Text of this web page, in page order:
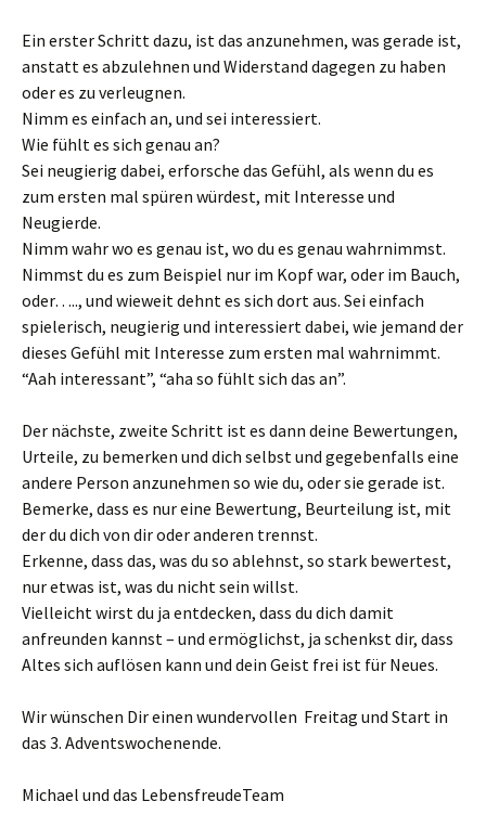
Ein erster Schritt dazu, ist das anzunehmen, was gerade ist,
anstatt es abzulehnen und Widerstand dagegen zu haben
oder es zu verleugnen.
Nimm es einfach an, und sei interessiert.
Wie fühlt es sich genau an?
Sei neugierig dabei, erforsche das Gefühl, als wenn du es
zum ersten mal spüren würdest, mit Interesse und
Neugierde.
Nimm wahr wo es genau ist, wo du es genau wahrnimmst.
Nimmst du es zum Beispiel nur im Kopf war, oder im Bauch,
oder….., und wieweit dehnt es sich dort aus. Sei einfach
spielerisch, neugierig und interessiert dabei, wie jemand der
dieses Gefühl mit Interesse zum ersten mal wahrnimmt.
“Aah interessant”, “aha so fühlt sich das an”.
Der nächste, zweite Schritt ist es dann deine Bewertungen,
Urteile, zu bemerken und dich selbst und gegebenfalls eine
andere Person anzunehmen so wie du, oder sie gerade ist.
Bemerke, dass es nur eine Bewertung, Beurteilung ist, mit
der du dich von dir oder anderen trennst.
Erkenne, dass das, was du so ablehnst, so stark bewertest,
nur etwas ist, was du nicht sein willst.
Vielleicht wirst du ja entdecken, dass du dich damit
anfreunden kannst – und ermöglichst, ja schenkst dir, dass
Altes sich auflösen kann und dein Geist frei ist für Neues.
Wir wünschen Dir einen wundervollen Freitag und Start in
das 3. Adventswochenende.
Michael und das LebensfreudeTeam